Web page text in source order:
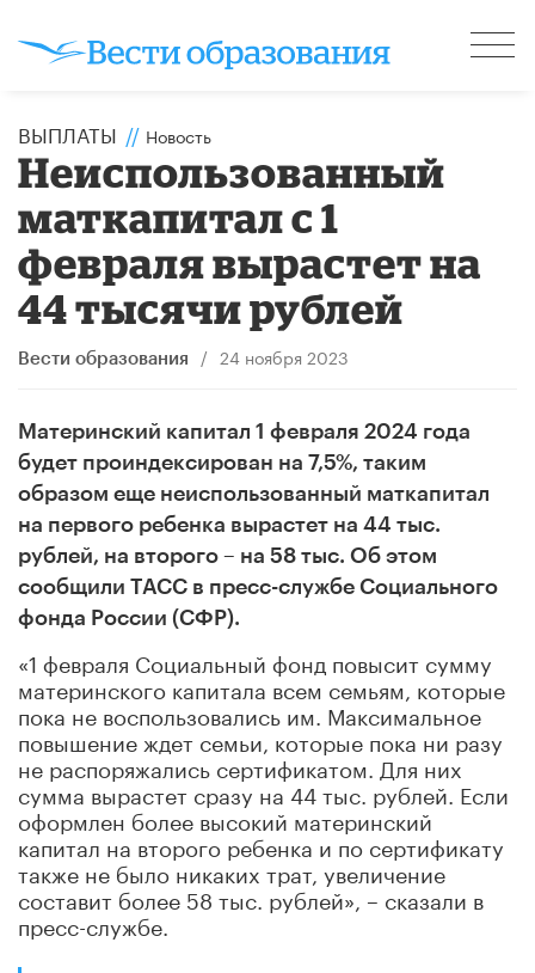
ВЫПЛАТЫ // Новость
Неиспользованный
маткапитал с 1
февраля вырастет на
44 тысячи рублей
Вести образования / 24 ноября 2023
Материнский капитал 1 февраля 2024 года
будет проиндексирован на 7,5%, таким
образом еще неиспользованный маткапитал
на первого ребенка вырастет на 44 тыс.
рублей, на второго – на 58 тыс. Об этом
сообщили ТАСС в пресс-службе Социального
фонда России (СФР).
«1 февраля Социальный фонд повысит сумму
материнского капитала всем семьям, которые
пока не воспользовались им. Максимальное
повышение ждет семьи, которые пока ни разу
не распоряжались сертификатом. Для них
сумма вырастет сразу на 44 тыс. рублей. Если
оформлен более высокий материнский
капитал на второго ребенка и по сертификату
также не было никаких трат, увеличение
составит более 58 тыс. рублей», – сказали в
пресс-службе.